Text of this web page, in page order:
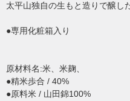
太平山独自の生もと造りで醸し
●専用化粧箱入り
原材料名:米、米麹、
●精米歩合 / 40%
●原料米 / 山田錦100%